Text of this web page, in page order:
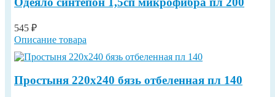
545 ₽
Описание товара
Простыня 220х240 бязь отбеленная пл 140